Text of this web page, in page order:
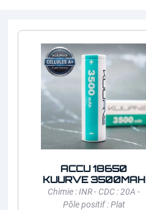
ACCU 18650
KUURVE 3500MAH
Chimie : INR - CDC : 20A -
Pôle positif : Plat